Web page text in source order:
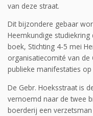
van deze straat.
Dit bijzondere gebaar
Heemkundige
boek, Stichting 4-5 mei
organisatiecomité van de
publieke manifestaties
De Gebr. Hoeksstraat is
vernoemd naar de twee
boerderij een